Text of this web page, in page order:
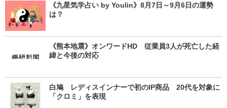
《九星気学占い by Youlin》8月7日～9月6日の運勢
は？
《熊本地震》オンワードHD 従業員3人が死亡した経
緯と今後の対応
白鳩 レディスインナーで初のIP商品 20代を対象に
「クロミ」を表現